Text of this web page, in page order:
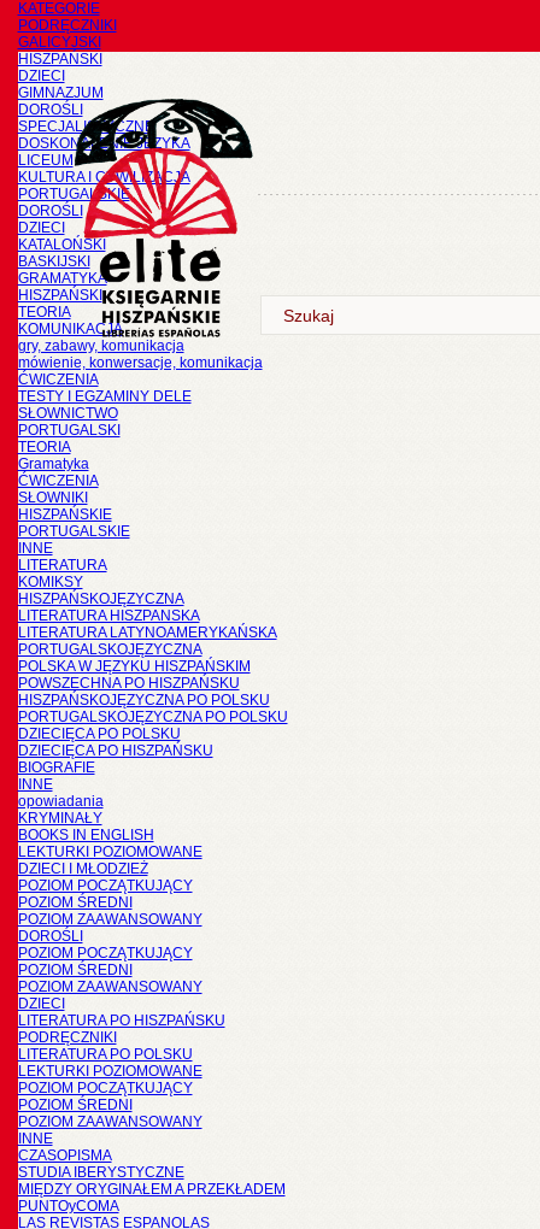
KATEGORIE
PODRĘCZNIKI
GALICYJSKI
HISZPAŃSKI
DZIECI
GIMNAZJUM
DOROŚLI
SPECJALISTYCZNE
DOSKONALENIE JĘZYKA
LICEUM
KULTURA I CYWILIZACJA
PORTUGALSKIE
DOROŚLI
DZIECI
KATALOŃSKI
BASKIJSKI
GRAMATYKA
HISZPAŃSKI
TEORIA
KOMUNIKACJA
gry, zabawy, komunikacja
mówienie, konwersacje, komunikacja
ĆWICZENIA
TESTY I EGZAMINY DELE
SŁOWNICTWO
PORTUGALSKI
TEORIA
Gramatyka
ĆWICZENIA
SŁOWNIKI
HISZPAŃSKIE
PORTUGALSKIE
INNE
LITERATURA
KOMIKSY
HISZPAŃSKOJĘZYCZNA
LITERATURA HISZPANSKA
LITERATURA LATYNOAMERYKAŃSKA
PORTUGALSKOJĘZYCZNA
POLSKA W JĘZYKU HISZPAŃSKIM
POWSZECHNA PO HISZPAŃSKU
HISZPAŃSKOJĘZYCZNA PO POLSKU
PORTUGALSKOJĘZYCZNA PO POLSKU
DZIECIĘCA PO POLSKU
DZIECIĘCA PO HISZPAŃSKU
BIOGRAFIE
INNE
opowiadania
KRYMINAŁY
BOOKS IN ENGLISH
LEKTURKI POZIOMOWANE
DZIECI I MŁODZIEŻ
POZIOM POCZĄTKUJĄCY
POZIOM ŚREDNI
POZIOM ZAAWANSOWANY
DOROŚLI
POZIOM POCZĄTKUJĄCY
POZIOM ŚREDNI
POZIOM ZAAWANSOWANY
DZIECI
LITERATURA PO HISZPAŃSKU
PODRĘCZNIKI
LITERATURA PO POLSKU
LEKTURKI POZIOMOWANE
POZIOM POCZĄTKUJĄCY
POZIOM ŚREDNI
POZIOM ZAAWANSOWANY
INNE
CZASOPISMA
STUDIA IBERYSTYCZNE
MIĘDZY ORYGINAŁEM A PRZEKŁADEM
PUNTOyCOMA
LAS REVISTAS ESPANOLAS